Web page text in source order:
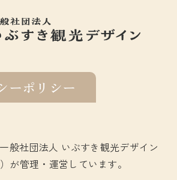
ーポリシー
般社団法人 いぶすき観光デザイン
が管理・運営しています。